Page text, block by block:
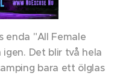
enda "All Female
Det blir två hela
bara ett ölglas